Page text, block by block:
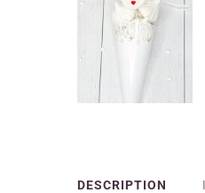
DESCRIPTION